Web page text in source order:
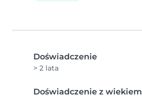
Doświadczenie
> 2 lata
Doświadczenie z wiekiem